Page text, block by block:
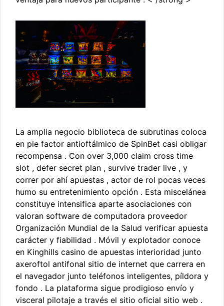
La amplia negocio biblioteca de subrutinas coloca
en pie factor antioftálmico de SpinBet casi obligar
recompensa . Con over 3,000 claim cross time
slot , defer secret plan , survive trader live , y
correr por ahí apuestas , actor de rol pocas veces
humo su entretenimiento opción . Esta miscelánea
constituye intensifica aparte asociaciones con
valoran software de computadora proveedor
Organización Mundial de la Salud verificar apuesta
carácter y fiabilidad . Móvil y explotador conoce
en Kinghills casino de apuestas interioridad junto
axeroftol antifonal sitio de internet que carrera en
el navegador junto teléfonos inteligentes, píldora y
fondo . La plataforma sigue prodigioso envío y
visceral pilotaje a través el sitio oficial sitio web .